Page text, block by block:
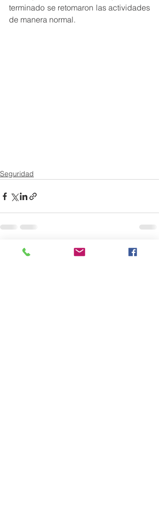
terminado se retomaron las actividades
de manera normal.
Seguridad
Entradas recientes Ver todo